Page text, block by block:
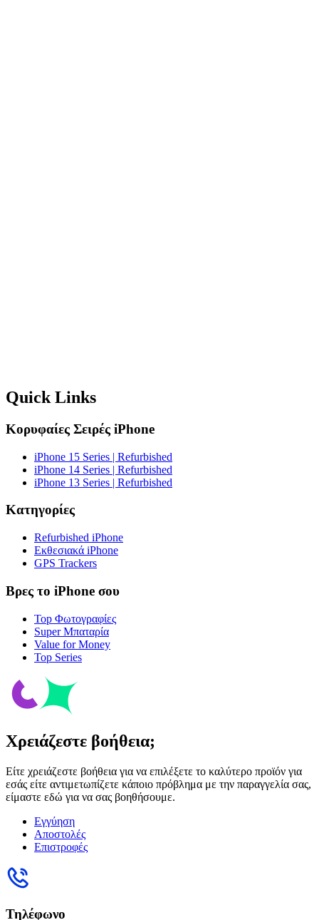
Quick Links
Κορυφαίες Σειρές iPhone
iPhone 15 Series | Refurbished
iPhone 14 Series | Refurbished
iPhone 13 Series | Refurbished
Κατηγορίες
Refurbished iPhone
Εκθεσιακά iPhone
GPS Trackers
Βρες το iPhone σου
Top Φωτογραφίες
Super Μπαταρία
Value for Money
Top Series
Χρειάζεστε βοήθεια;
Είτε χρειάζεστε βοήθεια για να επιλέξετε το καλύτερο προϊόν για
εσάς είτε αντιμετωπίζετε κάποιο πρόβλημα με την παραγγελία σας,
είμαστε εδώ για να σας βοηθήσουμε.
Εγγύηση
Αποστολές
Επιστροφές
Τηλέφωνο